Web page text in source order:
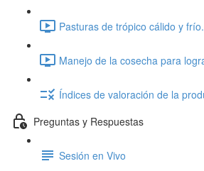
Pasturas de trópico cálido y
Manejo de la cosecha para
Índices de valoración de la
Preguntas y Respuestas
Sesión en Vivo